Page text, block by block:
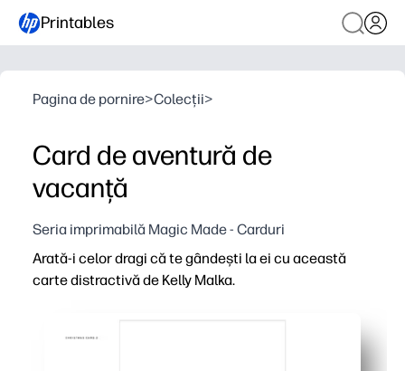
Printables
Pagina de pornire>Colecții>
Card de aventură de
vacanță
Seria imprimabilă Magic Made - Carduri
Arată-i celor dragi că te gândești la ei cu această
carte distractivă de Kelly Malka.
Personal și sincer - adăugați propriul mesaj și lăsați